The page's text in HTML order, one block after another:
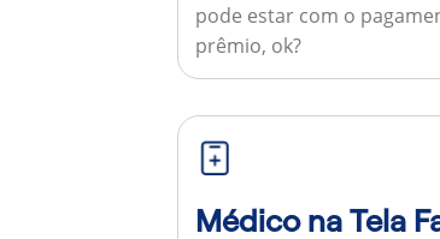
pode estar com o
prêmio, ok?
Médico na Tela